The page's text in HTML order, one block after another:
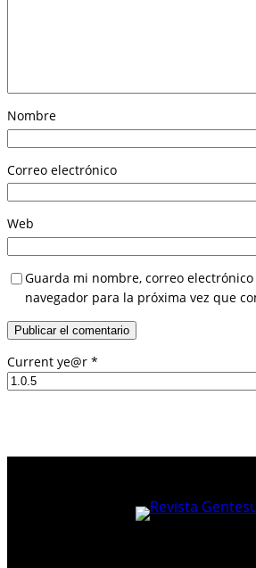
Nombre
Correo electrónico
Web
Guarda mi nombre, correo
navegador para la próxima vez que
Current ye@r *